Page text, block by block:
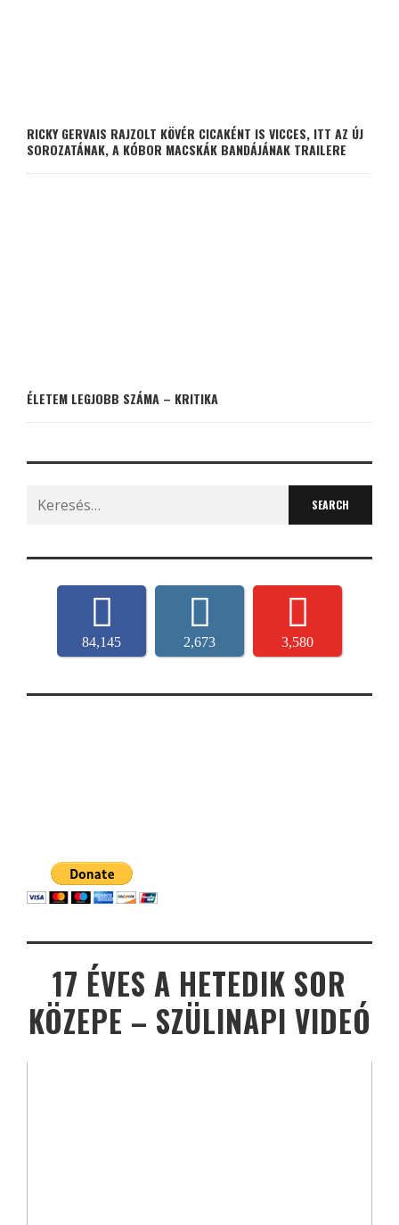
RICKY GERVAIS RAJZOLT KÖVÉR CICAKÉNT IS VICCES, ITT AZ ÚJ
SOROZATÁNAK, A KÓBOR MACSKÁK BANDÁJÁNAK TRAILERE
ÉLETEM LEGJOBB SZÁMA – KRITIKA
Search
for:
84,145 2,673 3,580
17 ÉVES A HETEDIK SOR
KÖZEPE – SZÜLINAPI VIDEÓ